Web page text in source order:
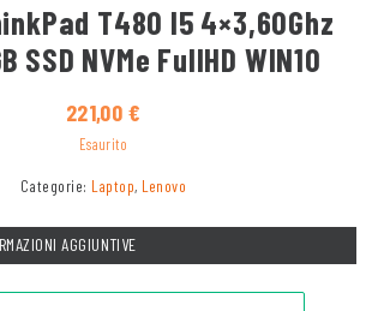
T480 I5 4×3,60Ghz
SSD NVMe FullHD WIN10
221,00 €
Esaurito
Categorie: Laptop, Lenovo
AGGIUNTIVE